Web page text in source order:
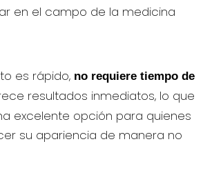
en el campo de la medicina
es rápido, no requiere tiempo de
resultados inmediatos, lo que
excelente opción para quienes
su apariencia de manera no